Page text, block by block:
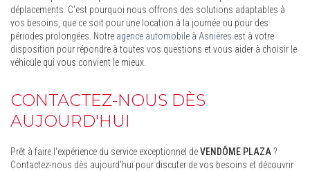
déplacements. C'est pourquoi nous offrons des solutions adaptables à
vos besoins, que ce soit pour une location à la journée ou pour des
périodes prolongées. Notre agence automobile à Asnières est à votre
disposition pour répondre à toutes vos questions et vous aider à choisir le
véhicule qui vous convient le mieux.
CONTACTEZ-NOUS DÈS
AUJOURD'HUI
Prêt à faire l'expérience du service exceptionnel deVENDÔME PLAZA?
Contactez-nous dès aujourd'hui pour discuter de vos besoins et découvrir